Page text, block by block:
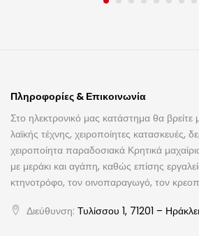
Πληροφορίες & Επικοινωνία
Στο ηλεκτρονικό μας κατάστημα θα βρείτε
λαϊκής τέχνης, χειροποίητες κατασκευές,
χειροποίητα παραδοσιακά Κρητικά
με μεράκι και αγάπη, καθώς επίσης
κτηνοτρόφο, τον οινοπαραγωγό, τον
Διεύθυνση: Τυλίσσου 1, 71201 –